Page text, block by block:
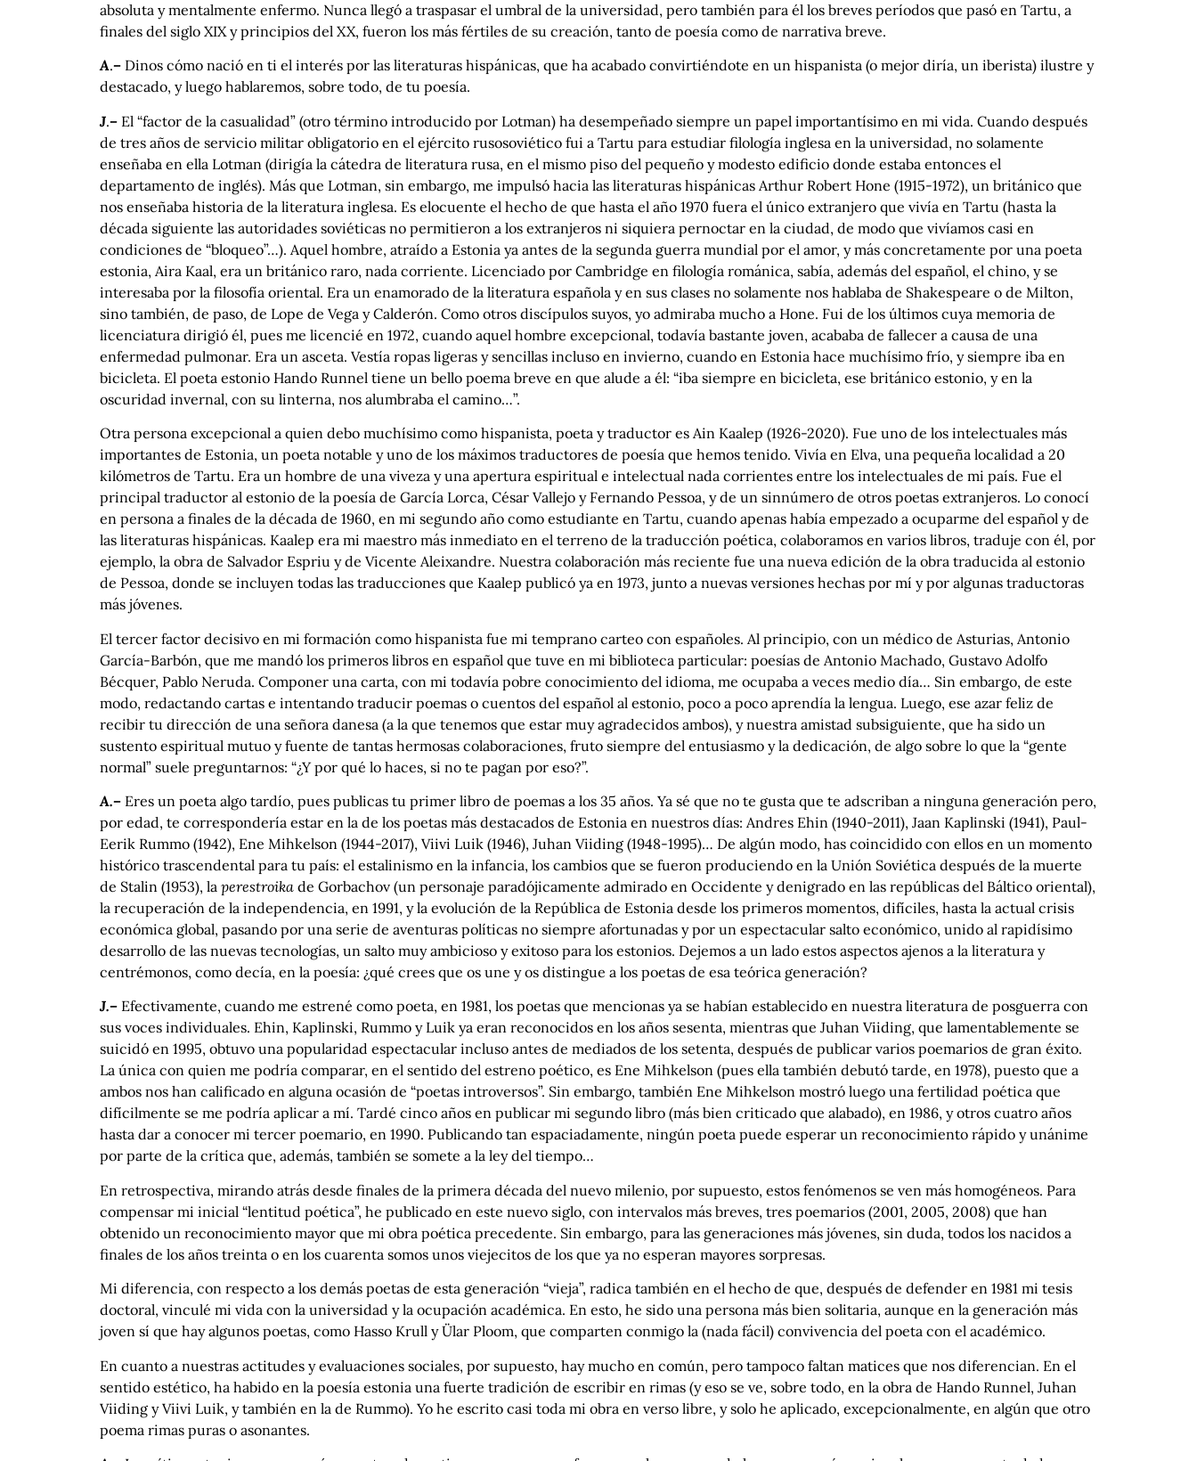
absoluta y mentalmente enfermo. Nunca llegó a traspasar el umbral de la universidad, pero también para él los breves períodos que pasó en Tartu, a
finales del siglo XIX y principios del XX, fueron los más fértiles de su creación, tanto de poesía como de narrativa breve.
A.– Dinos cómo nació en ti el interés por las literaturas hispánicas, que ha acabado convirtiéndote en un hispanista (o mejor diría, un iberista) ilustre y
destacado, y luego hablaremos, sobre todo, de tu poesía.
J.– El “factor de la casualidad” (otro término introducido por Lotman) ha desempeñado siempre un papel importantísimo en mi vida. Cuando después
de tres años de servicio militar obligatorio en el ejército rusosoviético fui a Tartu para estudiar filología inglesa en la universidad, no solamente
enseñaba en ella Lotman (dirigía la cátedra de literatura rusa, en el mismo piso del pequeño y modesto edificio donde estaba entonces el
departamento de inglés). Más que Lotman, sin embargo, me impulsó hacia las literaturas hispánicas Arthur Robert Hone (1915-1972), un británico que
nos enseñaba historia de la literatura inglesa. Es elocuente el hecho de que hasta el año 1970 fuera el único extranjero que vivía en Tartu (hasta la
década siguiente las autoridades soviéticas no permitieron a los extranjeros ni siquiera pernoctar en la ciudad, de modo que vivíamos casi en
condiciones de “bloqueo”…). Aquel hombre, atraído a Estonia ya antes de la segunda guerra mundial por el amor, y más concretamente por una poeta
estonia, Aira Kaal, era un británico raro, nada corriente. Licenciado por Cambridge en filología románica, sabía, además del español, el chino, y se
interesaba por la filosofía oriental. Era un enamorado de la literatura española y en sus clases no solamente nos hablaba de Shakespeare o de Milton,
sino también, de paso, de Lope de Vega y Calderón. Como otros discípulos suyos, yo admiraba mucho a Hone. Fui de los últimos cuya memoria de
licenciatura dirigió él, pues me licencié en 1972, cuando aquel hombre excepcional, todavía bastante joven, acababa de fallecer a causa de una
enfermedad pulmonar. Era un asceta. Vestía ropas ligeras y sencillas incluso en invierno, cuando en Estonia hace muchísimo frío, y siempre iba en
bicicleta. El poeta estonio Hando Runnel tiene un bello poema breve en que alude a él: “iba siempre en bicicleta, ese británico estonio, y en la
oscuridad invernal, con su linterna, nos alumbraba el camino…”.
Otra persona excepcional a quien debo muchísimo como hispanista, poeta y traductor es Ain Kaalep (1926-2020). Fue uno de los intelectuales más
importantes de Estonia, un poeta notable y uno de los máximos traductores de poesía que hemos tenido. Vivía en Elva, una pequeña localidad a 20
kilómetros de Tartu. Era un hombre de una viveza y una apertura espiritual e intelectual nada corrientes entre los intelectuales de mi país. Fue el
principal traductor al estonio de la poesía de García Lorca, César Vallejo y Fernando Pessoa, y de un sinnúmero de otros poetas extranjeros. Lo conocí
en persona a finales de la década de 1960, en mi segundo año como estudiante en Tartu, cuando apenas había empezado a ocuparme del español y de
las literaturas hispánicas. Kaalep era mi maestro más inmediato en el terreno de la traducción poética, colaboramos en varios libros, traduje con él, por
ejemplo, la obra de Salvador Espriu y de Vicente Aleixandre. Nuestra colaboración más reciente fue una nueva edición de la obra traducida al estonio
de Pessoa, donde se incluyen todas las traducciones que Kaalep publicó ya en 1973, junto a nuevas versiones hechas por mí y por algunas traductoras
más jóvenes.
El tercer factor decisivo en mi formación como hispanista fue mi temprano carteo con españoles. Al principio, con un médico de Asturias, Antonio
García-Barbón, que me mandó los primeros libros en español que tuve en mi biblioteca particular: poesías de Antonio Machado, Gustavo Adolfo
Bécquer, Pablo Neruda. Componer una carta, con mi todavía pobre conocimiento del idioma, me ocupaba a veces medio día… Sin embargo, de este
modo, redactando cartas e intentando traducir poemas o cuentos del español al estonio, poco a poco aprendía la lengua. Luego, ese azar feliz de
recibir tu dirección de una señora danesa (a la que tenemos que estar muy agradecidos ambos), y nuestra amistad subsiguiente, que ha sido un
sustento espiritual mutuo y fuente de tantas hermosas colaboraciones, fruto siempre del entusiasmo y la dedicación, de algo sobre lo que la “gente
normal” suele preguntarnos: “¿Y por qué lo haces, si no te pagan por eso?”.
A.– Eres un poeta algo tardío, pues publicas tu primer libro de poemas a los 35 años. Ya sé que no te gusta que te adscriban a ninguna generación pero,
por edad, te correspondería estar en la de los poetas más destacados de Estonia en nuestros días: Andres Ehin (1940-2011), Jaan Kaplinski (1941), Paul-
Eerik Rummo (1942), Ene Mihkelson (1944-2017), Viivi Luik (1946), Juhan Viiding (1948-1995)… De algún modo, has coincidido con ellos en un momento
histórico trascendental para tu país: el estalinismo en la infancia, los cambios que se fueron produciendo en la Unión Soviética después de la muerte
de Stalin (1953), la perestroika de Gorbachov (un personaje paradójicamente admirado en Occidente y denigrado en las repúblicas del Báltico oriental),
la recuperación de la independencia, en 1991, y la evolución de la República de Estonia desde los primeros momentos, difíciles, hasta la actual crisis
económica global, pasando por una serie de aventuras políticas no siempre afortunadas y por un espectacular salto económico, unido al rapidísimo
desarrollo de las nuevas tecnologías, un salto muy ambicioso y exitoso para los estonios. Dejemos a un lado estos aspectos ajenos a la literatura y
centrémonos, como decía, en la poesía: ¿qué crees que os une y os distingue a los poetas de esa teórica generación?
J.– Efectivamente, cuando me estrené como poeta, en 1981, los poetas que mencionas ya se habían establecido en nuestra literatura de posguerra con
sus voces individuales. Ehin, Kaplinski, Rummo y Luik ya eran reconocidos en los años sesenta, mientras que Juhan Viiding, que lamentablemente se
suicidó en 1995, obtuvo una popularidad espectacular incluso antes de mediados de los setenta, después de publicar varios poemarios de gran éxito.
La única con quien me podría comparar, en el sentido del estreno poético, es Ene Mihkelson (pues ella también debutó tarde, en 1978), puesto que a
ambos nos han calificado en alguna ocasión de “poetas introversos”. Sin embargo, también Ene Mihkelson mostró luego una fertilidad poética que
difícilmente se me podría aplicar a mí. Tardé cinco años en publicar mi segundo libro (más bien criticado que alabado), en 1986, y otros cuatro años
hasta dar a conocer mi tercer poemario, en 1990. Publicando tan espaciadamente, ningún poeta puede esperar un reconocimiento rápido y unánime
por parte de la crítica que, además, también se somete a la ley del tiempo…
En retrospectiva, mirando atrás desde finales de la primera década del nuevo milenio, por supuesto, estos fenómenos se ven más homogéneos. Para
compensar mi inicial “lentitud poética”, he publicado en este nuevo siglo, con intervalos más breves, tres poemarios (2001, 2005, 2008) que han
obtenido un reconocimiento mayor que mi obra poética precedente. Sin embargo, para las generaciones más jóvenes, sin duda, todos los nacidos a
finales de los años treinta o en los cuarenta somos unos viejecitos de los que ya no esperan mayores sorpresas.
Mi diferencia, con respecto a los demás poetas de esta generación “vieja”, radica también en el hecho de que, después de defender en 1981 mi tesis
doctoral, vinculé mi vida con la universidad y la ocupación académica. En esto, he sido una persona más bien solitaria, aunque en la generación más
joven sí que hay algunos poetas, como Hasso Krull y Ülar Ploom, que comparten conmigo la (nada fácil) convivencia del poeta con el académico.
En cuanto a nuestras actitudes y evaluaciones sociales, por supuesto, hay mucho en común, pero tampoco faltan matices que nos diferencian. En el
sentido estético, ha habido en la poesía estonia una fuerte tradición de escribir en rimas (y eso se ve, sobre todo, en la obra de Hando Runnel, Juhan
Viiding y Viivi Luik, y también en la de Rummo). Yo he escrito casi toda mi obra en verso libre, y solo he aplicado, excepcionalmente, en algún que otro
poema rimas puras o asonantes.